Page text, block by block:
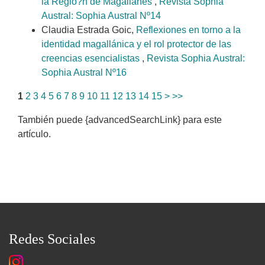
Austral: Sophia Austral Nº14
Claudia Estrada Goic, Reflexiones en torno a la
identidad magallánica y el rol protector de las
creencias esencialistas , Revista Sophia Austral:
Sophia Austral Nº16
1 2 3 4 5 6 7 8 9 10 11 12 13 14 15 > >>
También puede {advancedSearchLink} para este
artículo.
Redes Sociales